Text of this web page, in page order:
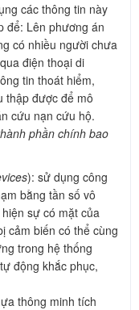
các thông tin này
để: Lên phương án
có nhiều người chưa
điện thoại di
tin thoát hiểm,
thập được để mô
cứu nạn cứu hộ.
phần chính bao
): sử dụng công
bằng tần số vô
sự có mặt của
cảm biến có thể cùng
trong hệ thống
động khắc phục,
thông minh tích